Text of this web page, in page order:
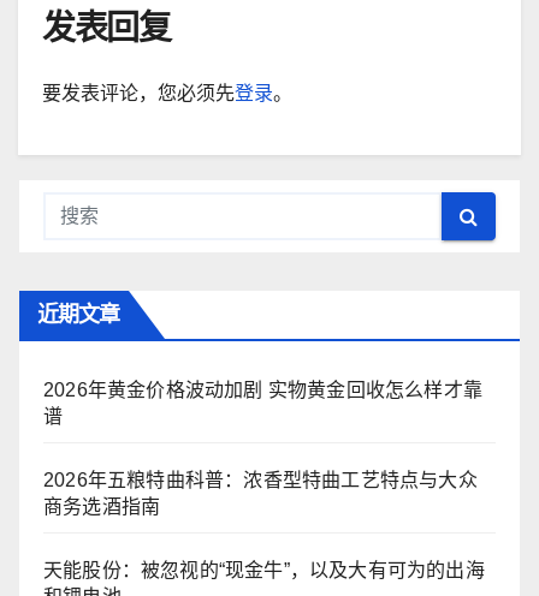
发表回复
要发表评论，您必须先登录。
近期文章
2026年黄金价格波动加剧 实物黄金回收怎么样才靠
谱
2026年五粮特曲科普：浓香型特曲工艺特点与大众
商务选酒指南
天能股份：被忽视的“现金牛”，以及大有可为的出海